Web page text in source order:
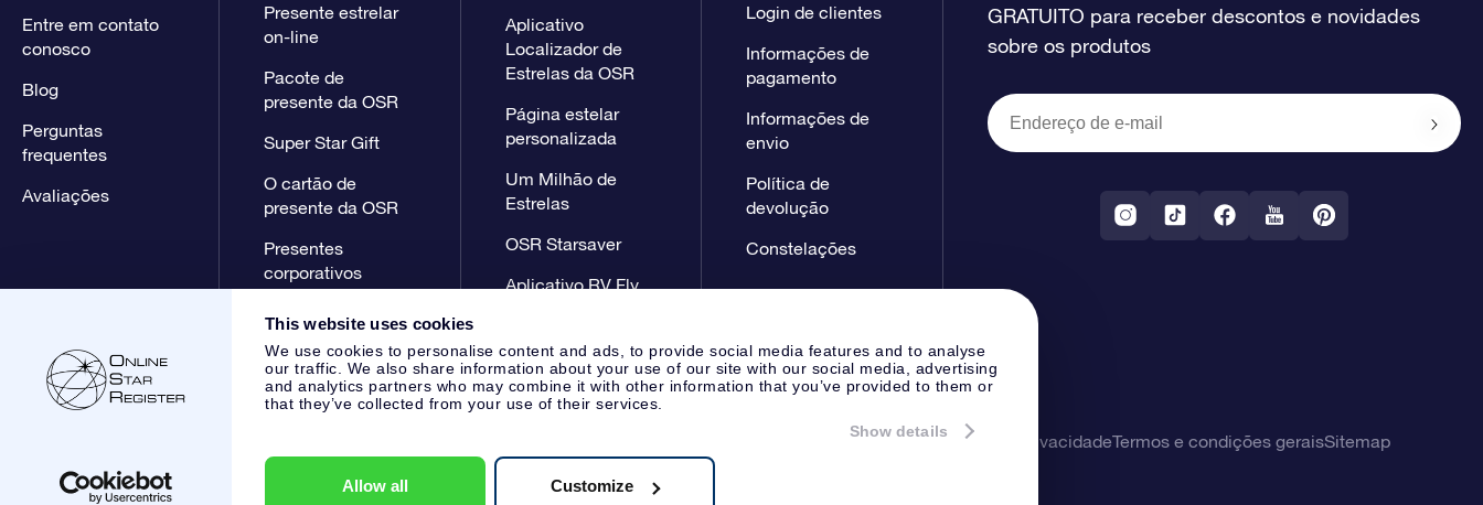
This website uses cookies
We use cookies to personalise content and ads, to provide social media features and to analyse
our traffic. We also share information about your use of our site with our social media, advertising
and analytics partners who may combine it with other information that you’ve provided to them or
that they’ve collected from your use of their services.
Show details
Allow all Customize
Entre em contato
conosco
Blog
Perguntas
frequentes
Avaliações
Presente estrelar
on-line
Pacote de
presente da OSR
Super Star Gift
O cartão de
presente da OSR
Presentes
corporativos
Aplicativo
Localizador de
Estrelas da OSR
Página estelar
personalizada
Um Milhão de
Estrelas
OSR Starsaver
Aplicativo RV Fly
Login de clientes
Informações de
pagamento
Informações de
envio
Política de
devolução
Constelações
GRATUITO para receber descontos e novidades
sobre os produtos
Atendimento ao cliente:
KVK: 60333553, VAT: NL 8538.62.722B01
Página de imprensaDeclaração de privacidadeTermos e condições geraisSitemap